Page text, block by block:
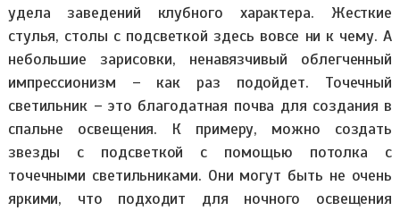
удела заведений клубного характера. Жесткие
стулья, столы с подсветкой здесь вовсе ни к чему. А
небольшие зарисовки, ненавязчивый облегченный
импрессионизм – как раз подойдет. Точечный
светильник – это благодатная почва для создания в
спальне освещения. К примеру, можно создать
звезды с подсветкой с помощью потолка с
точечными светильниками. Они могут быть не очень
яркими, что подходит для ночного освещения